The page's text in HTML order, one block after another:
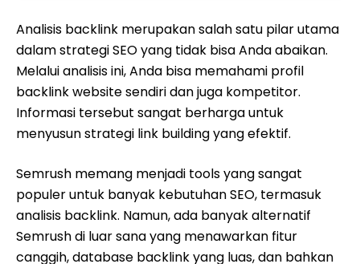
Analisis backlink merupakan salah satu pilar utama
dalam strategi SEO yang tidak bisa Anda abaikan.
Melalui analisis ini, Anda bisa memahami profil
backlink website sendiri dan juga kompetitor.
Informasi tersebut sangat berharga untuk
menyusun strategi link building yang efektif.
Semrush memang menjadi tools yang sangat
populer untuk banyak kebutuhan SEO, termasuk
analisis backlink. Namun, ada banyak alternatif
Semrush di luar sana yang menawarkan fitur
canggih, database backlink yang luas, dan bahkan